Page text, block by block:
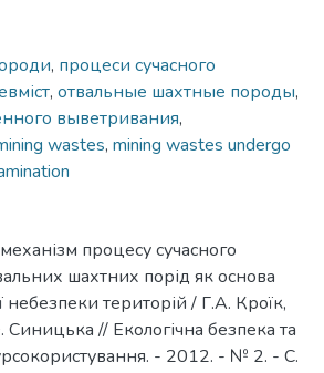
, процеси сучасного
, отвальные шахтные породы,
выветривания,
wastes, mining wastes undergo
процесу сучасного
шахтних порід як основа
небезпеки територій / Г.А. Кроїк,
// Екологічна безпека та
- 2012. - № 2. - С.